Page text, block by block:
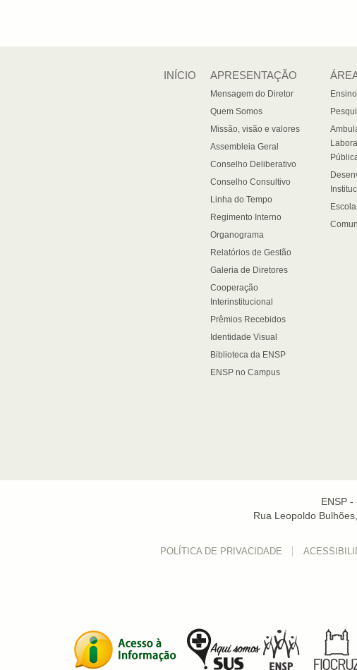
INÍCIO APRESENTAÇÃO
Mensagem do Diretor
Quem Somos
Missão, visão e valores
Assembleia Geral
Conselho Deliberativo
Conselho Consultivo
Linha do Tempo
Regimento Interno
Organograma
Relatórios de Gestão
Galeria de Diretores
Cooperação
Interinstitucional
Prêmios Recebidos
Identidade Visual
Biblioteca da ENSP
ENSP no Campus
Ensino
ENSP -
Rua Leopoldo
POLÍTICA DE PRIVACIDADE